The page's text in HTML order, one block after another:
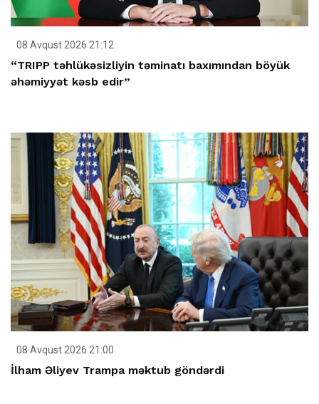
08 Avqust 2026 21:12
“TRIPP təhlükəsizliyin təminatı baxımından böyük
əhəmiyyət kəsb edir”
08 Avqust 2026 21:00
İlham Əliyev Trampa məktub göndərdi